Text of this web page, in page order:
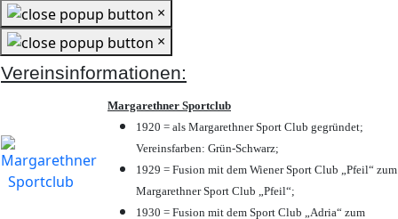
×
×
Vereinsinformationen:
Margarethner Sportclub
1920 = als Margarethner Sport Club gegründet;
Vereinsfarben: Grün-Schwarz;
1929 = Fusion mit dem Wiener Sport Club „Pfeil“ zum
Margarethner Sport Club „Pfeil“;
1930 = Fusion mit dem Sport Club „Adria“ zum